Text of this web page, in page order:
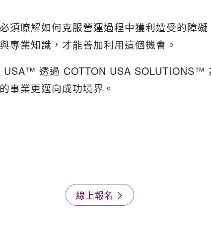
須瞭解如何克服營運過程中獲利遭受的障
專業知識，才能善加利用這個機會。
透過 COTTON USA SOLUTIONS™
事業更邁向成功境界。
線上報名